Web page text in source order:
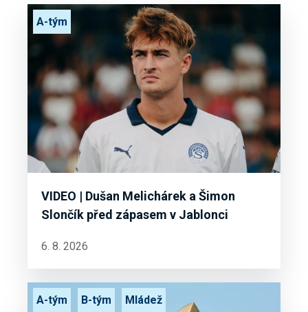
VIDEO | Dušan Melichárek a Šimon
Slončík před zápasem v Jablonci
A-tým
6. 8. 2026
A-tým B-tým Mládež